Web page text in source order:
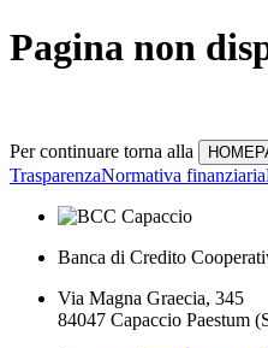
Pagina non
Per continuare torna alla
TrasparenzaNormativa finanziaria
Banca di Credito
Via Magna Graecia, 345
84047 Capaccio Paestum